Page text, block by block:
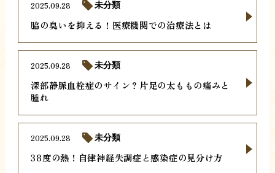
脇の臭いを抑える！医療機関での治療法とは
2025.09.28 未分類
深部静脈血栓症のサイン？片足の太ももの痛みと
腫れ
2025.09.28 未分類
38度の熱！自律神経失調症と感染症の見分け方
2025.09.28 未分類